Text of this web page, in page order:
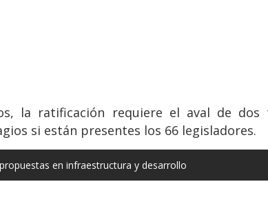
la ratificación requiere el aval de
si están presentes los 66 legisladores.
en infraestructura y desarrollo